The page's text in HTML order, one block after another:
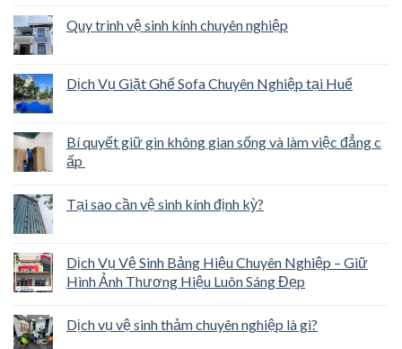
Quy trình vệ sinh kính chuyên nghiệp
Dịch Vụ Giặt Ghế Sofa Chuyên Nghiệp tại Huế
Bí quyết giữ gìn không gian sống và làm việc đẳng c
ấp
Tại sao cần vệ sinh kính định kỳ?
Dịch Vụ Vệ Sinh Bảng Hiệu Chuyên Nghiệp – Giữ
Hình Ảnh Thương Hiệu Luôn Sáng Đẹp
Dịch vụ vệ sinh thảm chuyên nghiệp là gì?